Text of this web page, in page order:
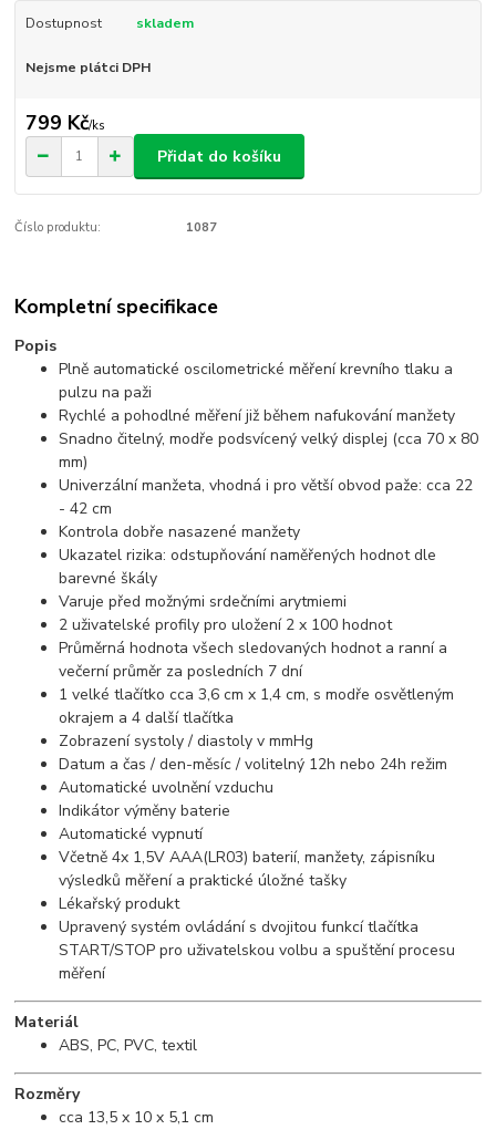
Dostupnost skladem
Nejsme plátci DPH
799 Kč/ks
Přidat do košíku
Číslo produktu: 1087
Kompletní specifikace
Popis
Plně automatické oscilometrické měření krevního tlaku a
pulzu na paži
Rychlé a pohodlné měření již během nafukování manžety
Snadno čitelný, modře podsvícený velký displej (cca 70 x 80
mm)
Univerzální manžeta, vhodná i pro větší obvod paže: cca 22
- 42 cm
Kontrola dobře nasazené manžety
Ukazatel rizika: odstupňování naměřených hodnot dle
barevné škály
Varuje před možnými srdečními arytmiemi
2 uživatelské profily pro uložení 2 x 100 hodnot
Průměrná hodnota všech sledovaných hodnot a ranní a
večerní průměr za posledních 7 dní
1 velké tlačítko cca 3,6 cm x 1,4 cm, s modře osvětleným
okrajem a 4 další tlačítka
Zobrazení systoly / diastoly v mmHg
Datum a čas / den-měsíc / volitelný 12h nebo 24h režim
Automatické uvolnění vzduchu
Indikátor výměny baterie
Automatické vypnutí
Včetně 4x 1,5V AAA(LR03) baterií, manžety, zápisníku
výsledků měření a praktické úložné tašky
Lékařský produkt
Upravený systém ovládání s dvojitou funkcí tlačítka
START/STOP pro uživatelskou volbu a spuštění procesu
měření
Materiál
ABS, PC, PVC, textil
Rozměry
cca 13,5 x 10 x 5,1 cm